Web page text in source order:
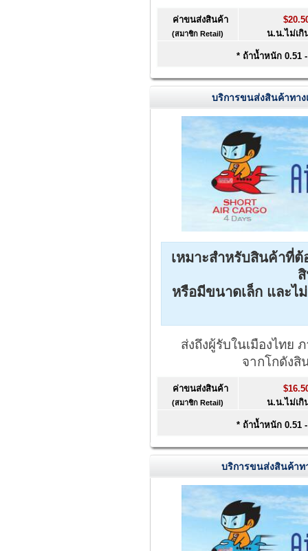
ค่าขนส่งสินค้า
(สมาชิก Retail)
น.น.ไม่เกิ
* ถ้าน้ำหนัก 0.51
บริการขนส่งสินค้าทา
เหมาะสำหรับสินค้าที่ต้
หรือมีขนาดเล็ก และไ
ส่งถึงผู้รับในเมืองไทย
จากโกดังสิ
ค่าขนส่งสินค้า
(สมาชิก Retail)
น.น.ไม่เกิ
* ถ้าน้ำหนัก 0.51
บริการขนส่งสินค้าท